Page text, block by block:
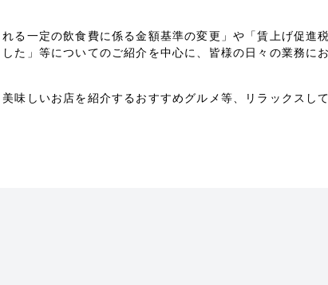
る一定の飲食費に係る金額基準の変更」や「賃上げ促進
た」等についてのご紹介を中心に、皆様の日々の業務に
味しいお店を紹介するおすすめグルメ等、リラックスし